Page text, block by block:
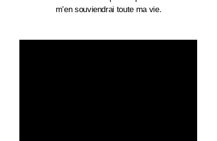
m’en souviendrai toute ma vie.